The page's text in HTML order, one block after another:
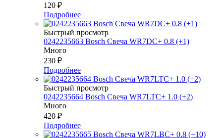
120 ₽
Подробнее
Быстрый просмотр
0242235663 Bosch Свеча WR7DC+ 0.8 (+1)
Много
230 ₽
Подробнее
Быстрый просмотр
0242235664 Bosch Свеча WR7LTC+ 1.0 (+2)
Много
420 ₽
Подробнее